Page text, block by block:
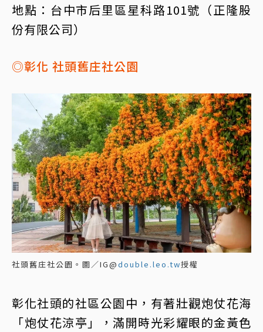
地點：台中市后里區星科路101號（正隆股
份有限公司）
◎彰化 社頭舊庄社公園
社頭舊庄社公園。圖／IG@double.leo.tw授權
彰化社頭的社區公園中，有著壯觀炮仗花海
「炮仗花涼亭」，滿開時光彩耀眼的金黃色